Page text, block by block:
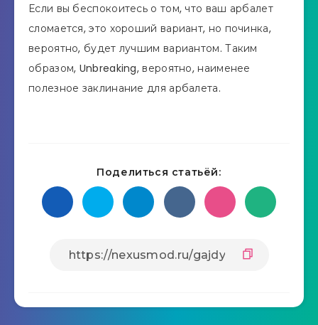
Если вы беспокоитесь о том, что ваш арбалет
сломается, это хороший вариант, но починка,
вероятно, будет лучшим вариантом. Таким
образом, Unbreaking, вероятно, наименее
полезное заклинание для арбалета.
Поделиться статьёй: